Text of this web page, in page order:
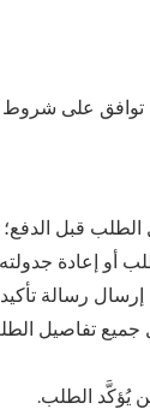
على شروط
قبل الدفع؛
إعادة جدولته
رسالة تأكيد
تفاصيل
يُؤكَّد الطلب.